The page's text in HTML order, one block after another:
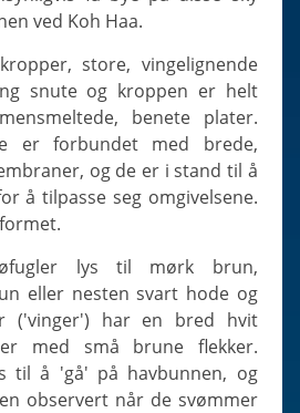
ved Koh Haa.
snute og kroppen er helt
benete plater.
er forbundet med brede,
og de er i stand til å
å tilpasse seg omgivelsene.
eller nesten svart hode og
('vinger') har en bred hvit
med små brune flekker.
til å 'gå' på havbunnen, og
observert når de svømmer